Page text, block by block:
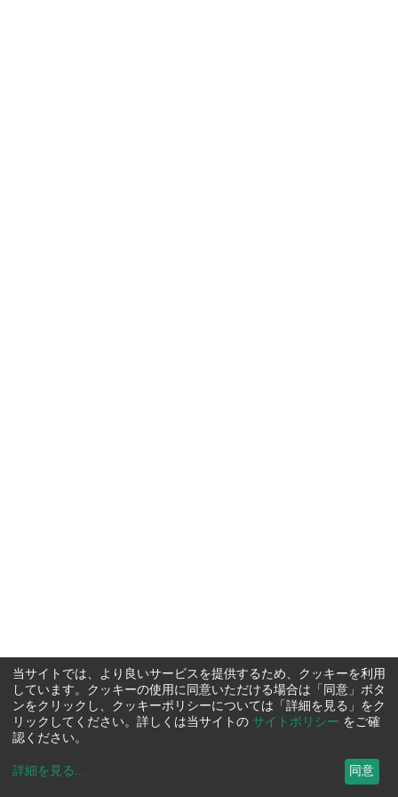
当サイトでは、より良いサービスを提供するため、クッキーを利用
しています。クッキーの使用に同意いただける場合は「同意」ボタ
ンをクリックし、クッキーポリシーについては「詳細を見る」をク
リックしてください。詳しくは当サイトの サイトポリシー をご確
認ください。
詳細を見る ... 同意